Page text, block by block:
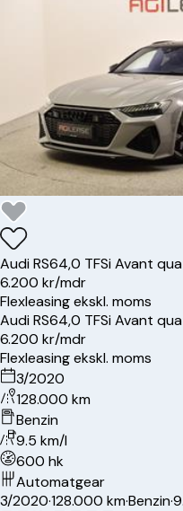
AudiRS64,0 TFSi Avant
6.200 kr/mdr
Flexleasing ekskl. moms
AudiRS64,0 TFSi Avant
6.200 kr/mdr
Flexleasing ekskl. moms
3/2020
128.000 km
Benzin
9.5 km/l
600 hk
Automatgear
3/2020·128.000 km·Benzin·